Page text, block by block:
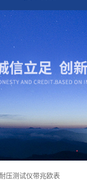
压测试仪带兆欧表